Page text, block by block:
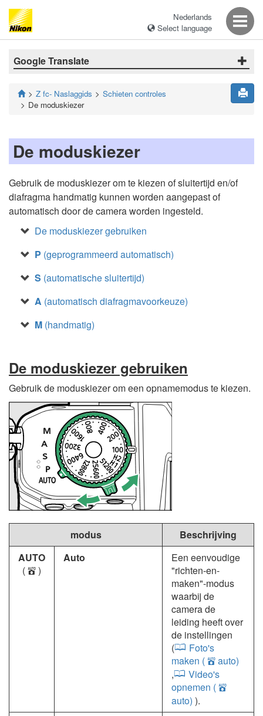
Nederlands
Select language
Google Translate
Z fc- Naslaggids
Schieten controles
De moduskiezer
De moduskiezer
Gebruik de moduskiezer om te kiezen of sluitertijd en/of
diafragma handmatig kunnen worden aangepast of
automatisch door de camera worden ingesteld.
De moduskiezer gebruiken
P (geprogrammeerd automatisch)
S (automatische sluitertijd)
A (automatisch diafragmavoorkeuze)
M (handmatig)
De moduskiezer gebruiken
Gebruik de moduskiezer om een opnamemodus te kiezen.
modus
Beschrijving
AUTO
( b )
Auto
Een eenvoudige
"richten-en-
maken"-modus
waarbij de
camera de
leiding heeft over
de instellingen
(
Foto's
maken ( b auto)
,
Video's
opnemen ( b
auto) ).